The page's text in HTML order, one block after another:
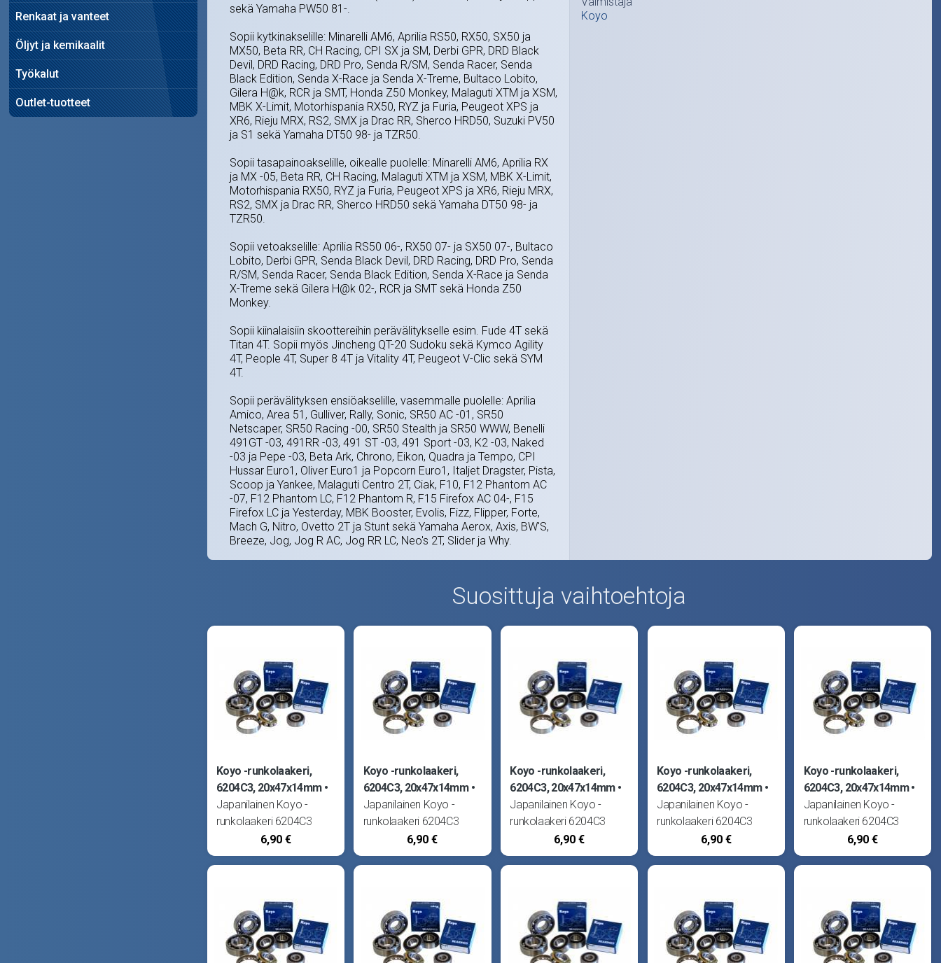
Renkaat ja vanteet
Öljyt ja kemikaalit
Työkalut
Outlet-tuotteet
sekä Yamaha PW50 81-.
Sopii kytkinakselille: Minarelli AM6, Aprilia RS50, RX50, SX50 ja
MX50, Beta RR, CH Racing, CPI SX ja SM, Derbi GPR, DRD Black
Devil, DRD Racing, DRD Pro, Senda R/SM, Senda Racer, Senda
Black Edition, Senda X-Race ja Senda X-Treme, Bultaco Lobito,
Gilera H@k, RCR ja SMT, Honda Z50 Monkey, Malaguti XTM ja XSM,
MBK X-Limit, Motorhispania RX50, RYZ ja Furia, Peugeot XPS ja
XR6, Rieju MRX, RS2, SMX ja Drac RR, Sherco HRD50, Suzuki PV50
ja S1 sekä Yamaha DT50 98- ja TZR50.
Sopii tasapainoakselille, oikealle puolelle: Minarelli AM6, Aprilia RX
ja MX -05, Beta RR, CH Racing, Malaguti XTM ja XSM, MBK X-Limit,
Motorhispania RX50, RYZ ja Furia, Peugeot XPS ja XR6, Rieju MRX,
RS2, SMX ja Drac RR, Sherco HRD50 sekä Yamaha DT50 98- ja
TZR50.
Sopii vetoakselille: Aprilia RS50 06-, RX50 07- ja SX50 07-, Bultaco
Lobito, Derbi GPR, Senda Black Devil, DRD Racing, DRD Pro, Senda
R/SM, Senda Racer, Senda Black Edition, Senda X-Race ja Senda
X-Treme sekä Gilera H@k 02-, RCR ja SMT sekä Honda Z50
Monkey.
Sopii kiinalaisiin skoottereihin perävälitykselle esim. Fude 4T sekä
Titan 4T. Sopii myös Jincheng QT-20 Sudoku sekä Kymco Agility
4T, People 4T, Super 8 4T ja Vitality 4T, Peugeot V-Clic sekä SYM
4T.
Sopii perävälityksen ensiöakselille, vasemmalle puolelle: Aprilia
Amico, Area 51, Gulliver, Rally, Sonic, SR50 AC -01, SR50
Netscaper, SR50 Racing -00, SR50 Stealth ja SR50 WWW, Benelli
491GT -03, 491RR -03, 491 ST -03, 491 Sport -03, K2 -03, Naked
-03 ja Pepe -03, Beta Ark, Chrono, Eikon, Quadra ja Tempo, CPI
Hussar Euro1, Oliver Euro1 ja Popcorn Euro1, Italjet Dragster, Pista,
Scoop ja Yankee, Malaguti Centro 2T, Ciak, F10, F12 Phantom AC
-07, F12 Phantom LC, F12 Phantom R, F15 Firefox AC 04-, F15
Firefox LC ja Yesterday, MBK Booster, Evolis, Fizz, Flipper, Forte,
Mach G, Nitro, Ovetto 2T ja Stunt sekä Yamaha Aerox, Axis, BW'S,
Breeze, Jog, Jog R AC, Jog RR LC, Neo's 2T, Slider ja Why.
Koyo
Suosittuja vaihtoehtoja
Koyo -runkolaakeri,
6204C3, 20x47x14mm
Japanilainen Koyo -
runkolaakeri 6204C3
(20x47x14). Kestää
kovimmatkin kierrosluvut.
valitse Koyo! Sopii
kampiakselille,
vasemmalle puolelle:
Suzuki Pv50, S1 ja RM80
6,90 €
Koyo -runkolaakeri,
6204C3, 20x47x14mm
Japanilainen Koyo -
runkolaakeri 6204C3
(20x47x14). Kestää
kovimmatkin kierrosluvut.
valitse Koyo! Sopii
kampiakselille,
vasemmalle puolelle:
Suzuki Pv50, S1 ja RM80
6,90 €
Koyo -runkolaakeri,
6204C3, 20x47x14mm
Japanilainen Koyo -
runkolaakeri 6204C3
(20x47x14). Kestää
kovimmatkin kierrosluvut.
valitse Koyo! Sopii
kampiakselille,
vasemmalle puolelle:
Suzuki Pv50, S1 ja RM80
6,90 €
Koyo -runkolaakeri,
6204C3, 20x47x14mm
Japanilainen Koyo -
runkolaakeri 6204C3
(20x47x14). Kestää
kovimmatkin kierrosluvut.
valitse Koyo! Sopii
kampiakselille,
vasemmalle puolelle:
Suzuki Pv50, S1 ja RM80
6,90 €
Koyo -runkolaakeri,
6204C3, 20x47x14mm
Japanilainen Koyo -
runkolaakeri 6204C3
(20x47x14). Kestää
kovimmatkin kierrosluvut.
valitse Koyo! Sopii
kampiakselille,
vasemmalle puolelle:
Suzuki Pv50, S1 ja RM80
6,90 €